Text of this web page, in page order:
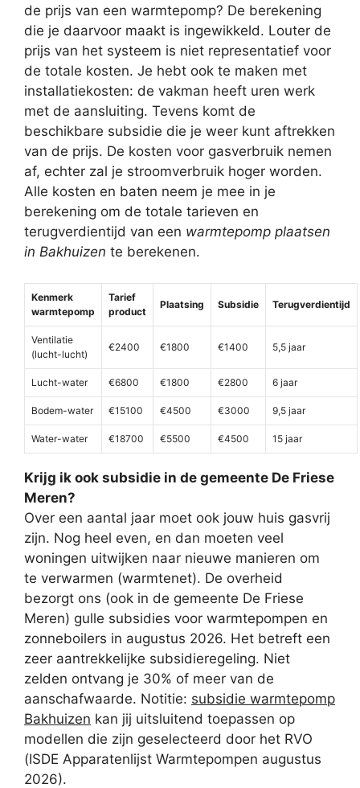
de prijs van een warmtepomp? De berekening
die je daarvoor maakt is ingewikkeld. Louter de
prijs van het systeem is niet representatief voor
de totale kosten. Je hebt ook te maken met
installatiekosten: de vakman heeft uren werk
met de aansluiting. Tevens komt de
beschikbare subsidie die je weer kunt aftrekken
van de prijs. De kosten voor gasverbruik nemen
af, echter zal je stroomverbruik hoger worden.
Alle kosten en baten neem je mee in je
berekening om de totale tarieven en
terugverdientijd van een warmtepomp plaatsen
in Bakhuizen te berekenen.
Kenmerk
warmtepomp
Tarief
product
Plaatsing Subsidie Terugverdientijd
Ventilatie
(lucht-lucht)
€2400 €1800 €1400 5,5 jaar
Lucht-water €6800 €1800 €2800 6 jaar
Bodem-water €15100 €4500 €3000 9,5 jaar
Water-water €18700 €5500 €4500 15 jaar
Krijg ik ook subsidie in de gemeente De Friese
Meren?
Over een aantal jaar moet ook jouw huis gasvrij
zijn. Nog heel even, en dan moeten veel
woningen uitwijken naar nieuwe manieren om
te verwarmen (warmtenet). De overheid
bezorgt ons (ook in de gemeente De Friese
Meren) gulle subsidies voor warmtepompen en
zonneboilers in augustus 2026. Het betreft een
zeer aantrekkelijke subsidieregeling. Niet
zelden ontvang je 30% of meer van de
aanschafwaarde. Notitie: subsidie warmtepomp
Bakhuizen kan jij uitsluitend toepassen op
modellen die zijn geselecteerd door het RVO
(ISDE Apparatenlijst Warmtepompen augustus
2026).